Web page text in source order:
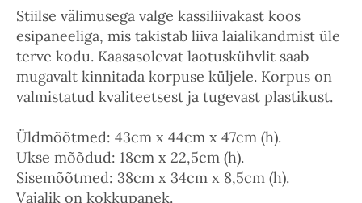
Stiilse välimusega valge kassiliivakast koos
esipaneeliga, mis takistab liiva laialikandmist üle
terve kodu. Kaasasolevat laotuskühvlit saab
mugavalt kinnitada korpuse küljele. Korpus on
valmistatud kvaliteetsest ja tugevast plastikust.
Üldmõõtmed: 43cm x 44cm x 47cm (h).
Ukse mõõdud: 18cm x 22,5cm (h).
Sisemõõtmed: 38cm x 34cm x 8,5cm (h).
Vajalik on kokkupanek.